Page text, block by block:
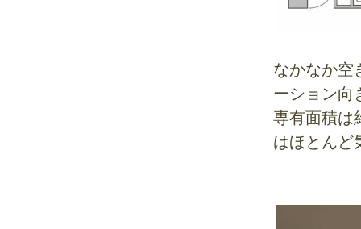
なかなか空
ーション向
専有面積は
はほとんど